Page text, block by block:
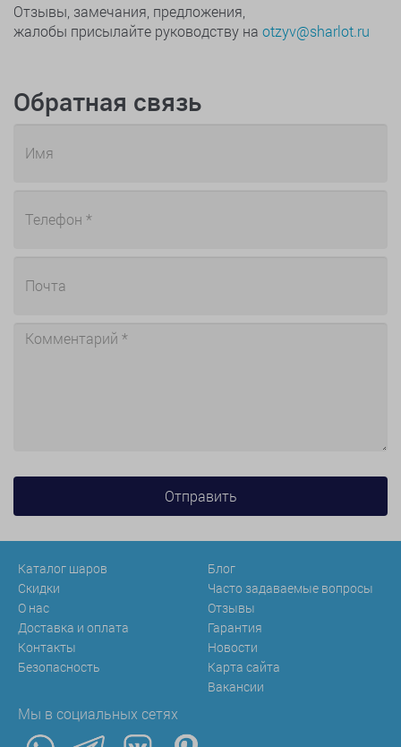
Отзывы, замечания, предложения,
жалобы присылайте руководству на otzyv@sharlot.ru
Обратная связь
Каталог шаров
Скидки
О нас
Доставка и оплата
Контакты
Безопасность
Блог
Часто задаваемые вопросы
Отзывы
Гарантия
Новости
Карта сайта
Вакансии
Мы в социальных сетях